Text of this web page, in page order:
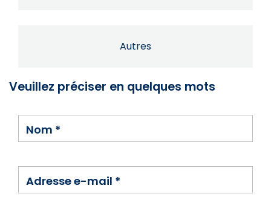
Autres
Veuillez préciser en quelques mots
Nom *
Adresse e-mail *